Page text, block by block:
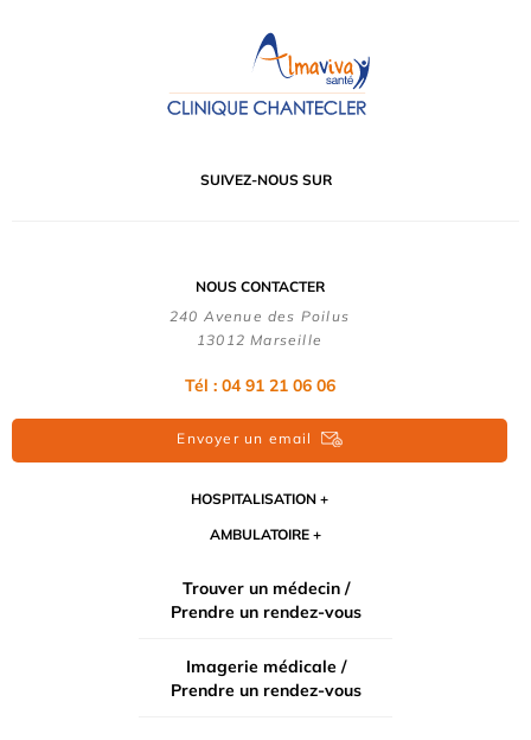
SUIVEZ-NOUS SUR
NOUS CONTACTER
240 Avenue des Poilus
13012 Marseille
Tél : 04 91 21 06 06
Envoyer un email
HOSPITALISATION
AMBULATOIRE
Trouver un médecin /
Prendre un rendez-vous
Imagerie médicale /
Prendre un rendez-vous